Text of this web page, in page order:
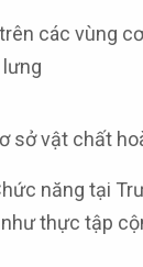
các vùng
vật chất
năng tại
thực tập